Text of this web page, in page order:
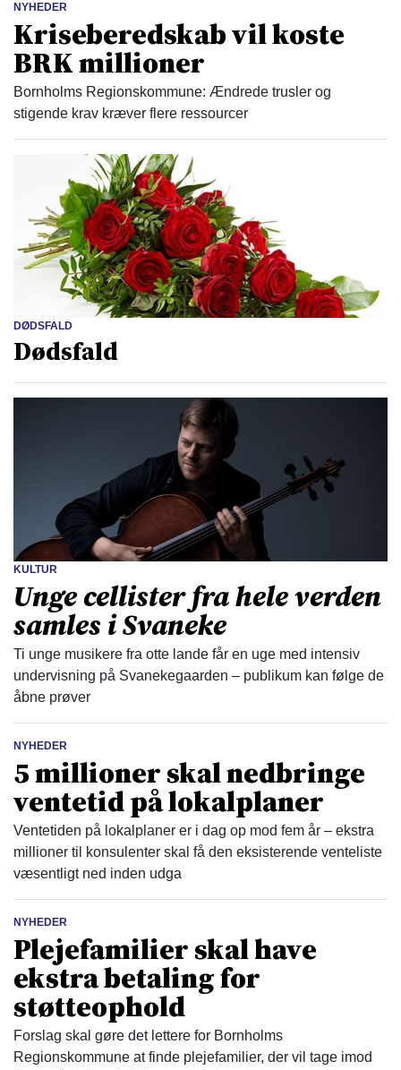
NYHEDER
Kriseberedskab vil koste
BRK millioner
Bornholms Regionskommune: Ændrede trusler og
stigende krav kræver flere ressourcer
DØDSFALD
Dødsfald
KULTUR
Unge cellister fra hele verden
samles i Svaneke
Ti unge musikere fra otte lande får en uge med intensiv
undervisning på Svanekegaarden – publikum kan følge de
åbne prøver
NYHEDER
5 millioner skal nedbringe
ventetid på lokalplaner
Ventetiden på lokalplaner er i dag op mod fem år – ekstra
millioner til konsulenter skal få den eksisterende venteliste
væsentligt ned inden udga
NYHEDER
Plejefamilier skal have
ekstra betaling for
støtteophold
Forslag skal gøre det lettere for Bornholms
Regionskommune at finde plejefamilier, der vil tage imod